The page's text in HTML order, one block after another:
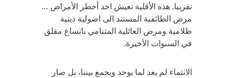
تقريبا. هذه الأقلية تعيش احد أخطر الأمراض …
مرض الطائفية المستند الى اصولية دينية
ظلامية ومرض العائلية المتنامي باتساع مقلق
في السنوات الأخيرة.
الانتماء لم يعد لما يوحد ويجمع بيننا، بل صار